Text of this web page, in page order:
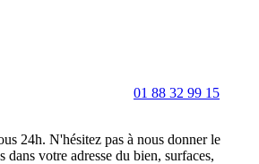
01 88 32 99 15
24h. N'hésitez pas à nous donner le
votre adresse du bien, surfaces,